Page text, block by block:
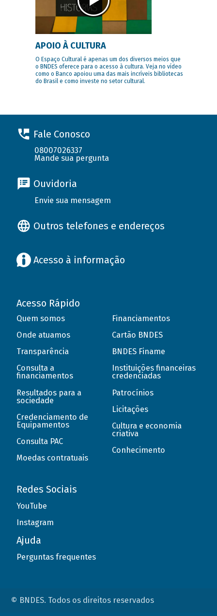
APOIO À CULTURA
O Espaço Cultural é apenas um dos diversos meios que
o BNDES oferece para o acesso à cultura. Veja no vídeo
como o Banco apoiou uma das mais incríveis bibliotecas
do Brasil e como investe no setor cultural.
Fale Conosco
08007026337
Mande sua pergunta
Ouvidoria
Envie sua mensagem
Outros telefones e endereços
Acesso à informação
Acesso Rápido
Quem somos
Onde atuamos
Transparência
Consulta a
financiamentos
Resultados para a
sociedade
Credenciamento de
Equipamentos
Consulta PAC
Moedas contratuais
Financiamentos
Cartão BNDES
BNDES Finame
Instituições financeiras
credenciadas
Patrocínios
Licitações
Cultura e economia
criativa
Conhecimento
Redes Sociais
YouTube
Instagram
Ajuda
Perguntas frequentes
© BNDES. Todos os direitos reservados